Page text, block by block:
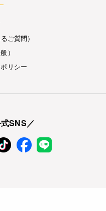
ご質問）
）
リシー
SNS／